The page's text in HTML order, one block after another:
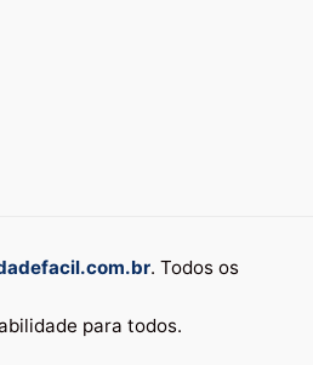
. Todos os
para todos.